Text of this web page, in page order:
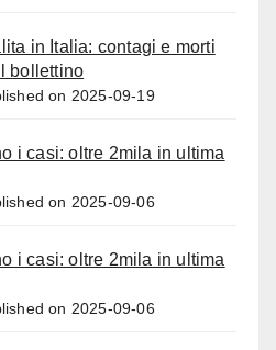
in Italia: contagi e morti
bollettino
on 2025-09-19
i casi: oltre 2mila in ultima
on 2025-09-06
i casi: oltre 2mila in ultima
on 2025-09-06